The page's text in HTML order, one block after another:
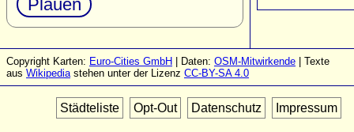
Plauen
Copyright Karten: Euro-Cities GmbH | Daten: OSM-Mitwirkende | Texte
aus Wikipediastehen unter der Lizenz CC-BY-SA 4.0
Städteliste Opt-Out Datenschutz Impressum